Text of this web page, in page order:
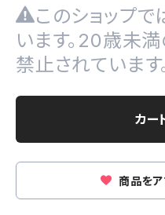
このショップ
います。20歳未
禁止されています
カー
商品を